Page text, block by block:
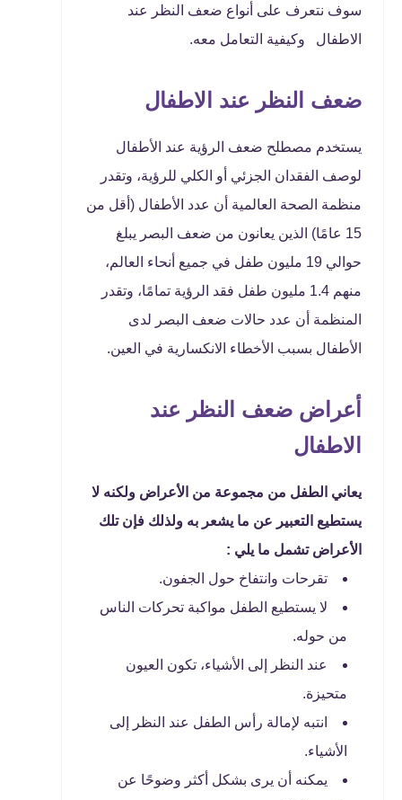
سوف نتعرف على أنواع ضعف النظر عند
الاطفال وكيفية التعامل معه.
ضعف النظر عند الاطفال
يستخدم مصطلح ضعف الرؤية عند الأطفال
لوصف الفقدان الجزئي أو الكلي للرؤية، وتقدر
منظمة الصحة العالمية أن عدد الأطفال (أقل من
15 عامًا) الذين يعانون من ضعف البصر يبلغ
حوالي 19 مليون طفل في جميع أنحاء العالم،
منهم 1.4 مليون طفل فقد الرؤية تمامًا، وتقدر
المنظمة أن عدد حالات ضعف البصر لدى
الأطفال بسبب الأخطاء الانكسارية في العين.
أعراض ضعف النظر عند
الاطفال
يعاني الطفل من مجموعة من الأعراض ولكنه لا
يستطيع التعبير عن ما يشعر به ولذلك فإن تلك
الأعراض تشمل ما يلي :
تقرحات وانتفاخ حول الجفون.
لا يستطيع الطفل مواكبة تحركات الناس
من حوله.
عند النظر إلى الأشياء، تكون العيون
متحيزة.
انتبه لإمالة رأس الطفل عند النظر إلى
الأشياء.
يمكنه أن يرى بشكل أكثر وضوحًا عن